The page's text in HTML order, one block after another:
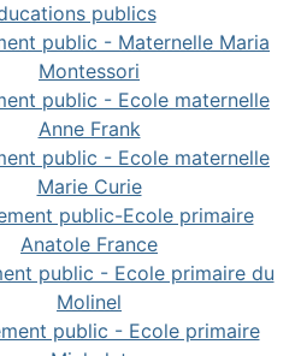
publics
public - Maternelle Maria
Montessori
public - Ecole maternelle
Anne Frank
public - Ecole maternelle
Marie Curie
public-Ecole primaire
Anatole France
public - Ecole primaire du
Molinel
public - Ecole primaire